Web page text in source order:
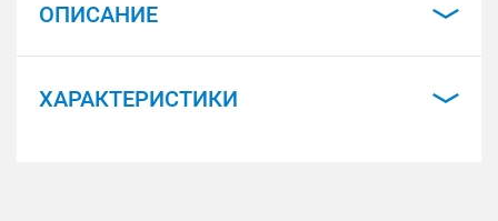
ОПИСАНИЕ
ХАРАКТЕРИСТИКИ